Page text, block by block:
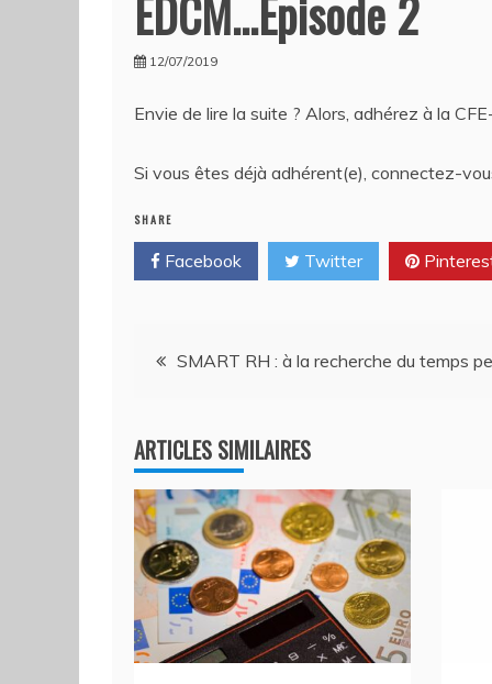
EDCM…Episode 2
12/07/2019
Envie de lire la suite ? Alors, adhérez à la
Si vous êtes déjà adhérent(e), connectez-
SHARE
Facebook Twitter
Navigation
l’article
SMART RH : à la recherche du temps
ARTICLES SIMILAIRES